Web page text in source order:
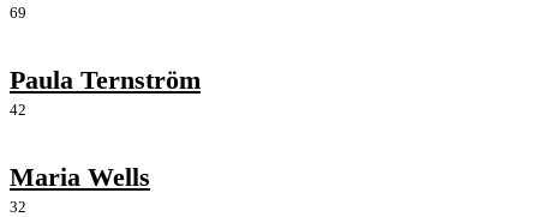
69
Paula Ternström
42
Maria Wells
32